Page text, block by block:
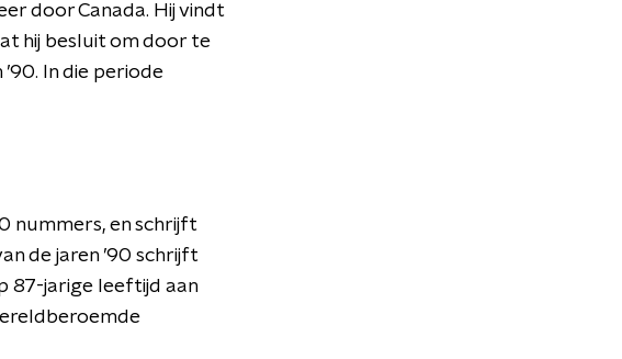
door Canada. Hij vindt
hij besluit om door te
In die periode
nummers, en schrijft
de jaren ’90 schrijft
87-jarige leeftijd aan